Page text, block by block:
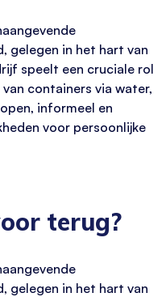
gelegen in het hart van
speelt een cruciale rol
containers via water,
informeel en
voor persoonlijke
terug?
gelegen in het hart van